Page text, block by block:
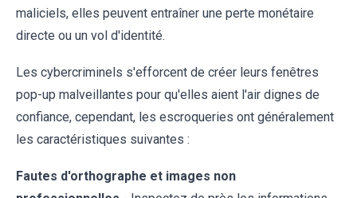
maliciels, elles peuvent entraîner une perte monétaire
directe ou un vol d'identité.
Les cybercriminels s'efforcent de créer leurs fenêtres
pop-up malveillantes pour qu'elles aient l'air dignes de
confiance, cependant, les escroqueries ont généralement
les caractéristiques suivantes :
Fautes d'orthographe et images non